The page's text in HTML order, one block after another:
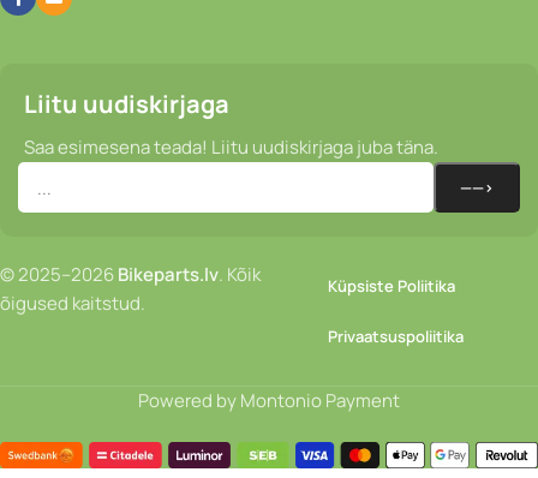
Liitu uudiskirjaga
Saa esimesena teada! Liitu uudiskirjaga juba täna.
© 2025–2026Bikeparts.lv. Kõik
õigused kaitstud.
Küpsiste Poliitika
Privaatsuspoliitika
Powered by Montonio Payment